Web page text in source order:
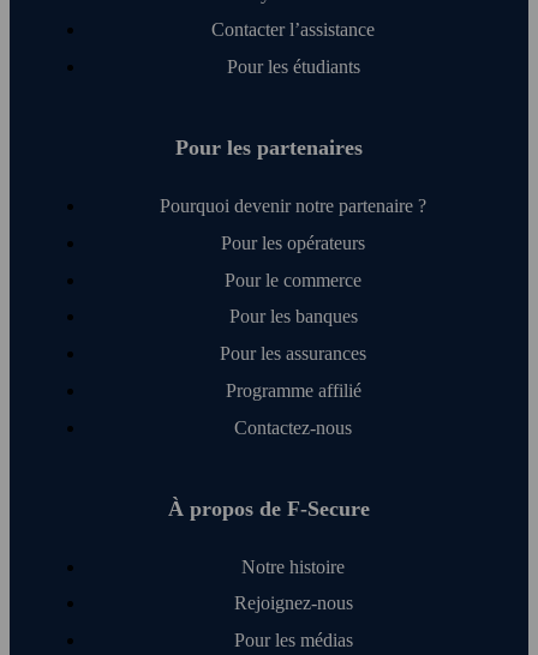
Contacter l’assistance
Pour les étudiants
Pour les partenaires
Pourquoi devenir notre partenaire ?
Pour les opérateurs
Pour le commerce
Pour les banques
Pour les assurances
Programme affilié
Contactez-nous
À propos de F‑Secure
Notre histoire
Rejoignez-nous
Pour les médias